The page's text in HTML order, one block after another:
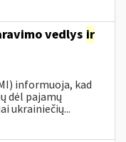
vedlys ir
informuoja, kad
dėl pajamų
ukrainiečių...